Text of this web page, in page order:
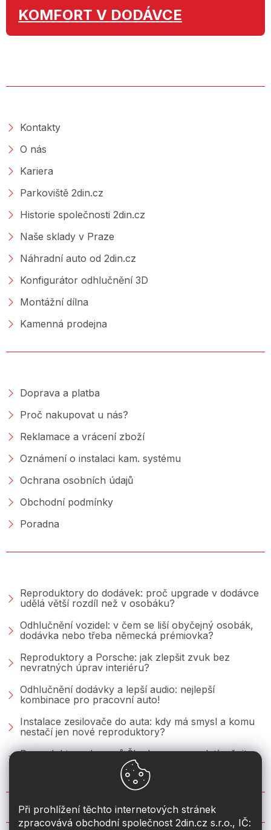
Při prohlížení těchto internetových stránek
zpracovává obchodní společnost 2din.cz s.r.o., IČ:
KOMFORT V DODÁVCE
Kontakty
O nás
Kariera
Parkoviště 2din.cz
Historie společnosti 2din.cz
Naše sklady v Praze
Náhradní auto od 2din.cz
Konfigurátor odhlučnění 3D
Montážní dílna
Kamenná prodejna
Doprava a platba
Proč nakupovat u nás?
Reklamace a vrácení zboží
Oznámení o instalaci kam. systému
Ochrana osobních údajů
Obchodní podmínky
Poradna
Reproduktory do dodávek: proč upgrade v dodávce
udělá větší rozdíl než v osobáku?
Odhlučnění vozidel: v čem se liší obyčejný osobák,
dodávka nebo třeba německá prémiovka?
Reproduktory a Porsche: jak zlepšit zvuk bez
nevratných úprav interiéru?
Odhlučnění dodávky a lepší audio: nejlepší
kombinace pro pracovní auto!
Instalace zesilovače do auta: kdy má smysl a komu
nestačí jen nové reproduktory?
Reproduktory do vozů Škoda: co se vyplatí měnit u
Fabie, Octavie a Superbu?
KONTAKT